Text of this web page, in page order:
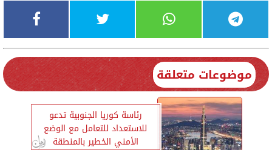
موضوعات متعلقة
رئاسة كوريا الجنوبية تدعو
للاستعداد للتعامل مع الوضع
الأمني الخطير بالمنطقة